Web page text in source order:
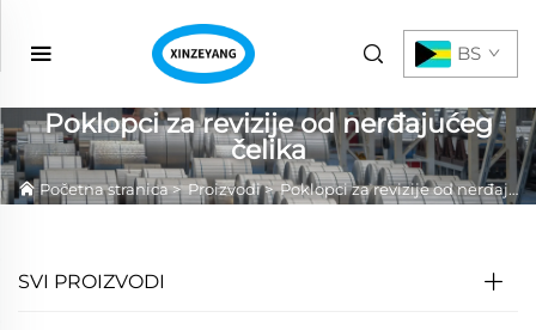
BS
Poklopci za revizije od nerđajućeg
čelika
Početna stranica>Proizvodi>Poklopci za revizije od nerđajućeg čelika
SVI PROIZVODI